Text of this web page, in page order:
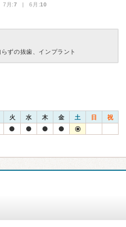
7月:7 | 6月:10
ずの抜歯、インプラント
火 水 木 金 土 日 祝